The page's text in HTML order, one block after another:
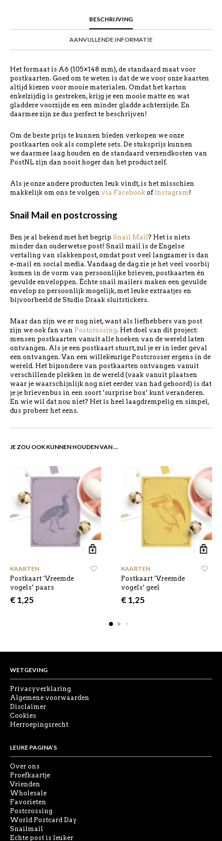
BESCHRIJVING
AANVULLENDE INFORMATIE
Het formaat is A6 (105×148 mm), de standaard maat voor
postkaarten. Goed om te weten is dat de we voor onze kaarten
altijd kiezen voor mooie materialen. Omdat het karton
enkelzijdig is gestreken, krijg je een mooie matte en wat
gladdere voorzijde en een minder gladde achterzijde. En
daarmee zijn ze dus perfect te beschrijven!
Om de beste prijs te kunnen bieden verkopen we onze
postkaarten ook als complete sets. De stuksprijs kunnen
we daarmee laag houden en de standaard verzendkosten van
PostNL zijn dan nooit hoger dan het product zelf.
Als je onze andere producten leuk vindt, is het misschien
makkelijk om ons te volgen via Facebook of Instagram !
Snail Mail en postcrossing
Ben je al bekend met het begrip Snail Mail ? Het is niets
minder dan ouderwetse post! Snail mail is de Engelse
vertaling van slakkenpost, omdat post veel langzamer is dan
e-mail en social media. Vandaag de dag zie je het veel voorbij
komen in de vorm van persoonlijke brieven, postkaarten én
gevulde enveloppen. Échte snail mailers maken een gevulde
envelop zo persoonlijk mogelijk, met leuke extraatjes en
bijvoorbeeld de Studio Draak sluitstickers.
Maar dan zijn we er nog niet, want als liefhebbers van post
zijn we ook fan van Postcrossing. Het doel van dit project:
mensen postkaarten vanuit alle hoeken van de wereld laten
ontvangen. Als je een postkaart stuurt, zul je er in ieder geval
een ontvangen. Van een willekeurige Postcrosser ergens in de
wereld. Het bijzondere van postkaarten ontvangen vanuit
verschillende plekken in de wereld (vaak vanuit plaatsen
waar je waarschijnlijk nog niet eerder van had gehoord) is dat
je je brievenbus in een soort ‘surprise box’ kunt veranderen.
En wie wil dat nou niet? Het is heel laagdrempelig en simpel,
dus probeer het eens.
JE ZOU OOK KUNNEN HOUDEN VAN …
KAARTEN
Postkaart ‘Vreemde
vogels’ paars
€1,25
KAARTEN
Postkaart ‘Vreemde
vogels’ geel
€1,25
WETGEVING
Privacyverklaring
Algemene voorwaarden
Disclaimer
Cookies
Herroepingsrecht
LEUKE PAGINA’S
Over ons
Proefkaartje
Vrienden
Wholesale
Favorieten
Postcrossing
World Postcard Day
Snailmail
Echte post is leuker